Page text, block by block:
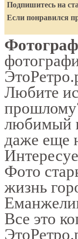
Подпишитесь на
Если понравился
Любите
любимый
даже еще
Фото
жизнь
Все это